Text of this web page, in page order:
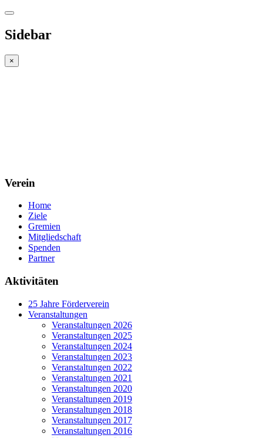
Sidebar
×
Verein
Home
Ziele
Gremien
Mitgliedschaft
Spenden
Partner
Aktivitäten
25 Jahre Förderverein
Veranstaltungen
Veranstaltungen 2026
Veranstaltungen 2025
Veranstaltungen 2024
Veranstaltungen 2023
Veranstaltungen 2022
Veranstaltungen 2021
Veranstaltungen 2020
Veranstaltungen 2019
Veranstaltungen 2018
Veranstaltungen 2017
Veranstaltungen 2016